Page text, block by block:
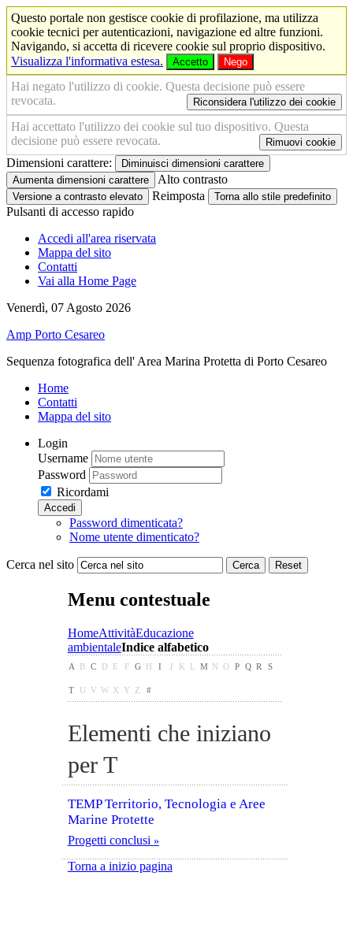
Questo portale non gestisce cookie di profilazione, ma utilizza
cookie tecnici per autenticazioni, navigazione ed altre funzioni.
Navigando, si accetta di ricevere cookie sul proprio dispositivo.
Visualizza l'informativa estesa.
Accetto Nego
Hai negato l'utilizzo di cookie. Questa decisione può essere
revocata.
Riconsidera l'utilizzo dei cookie
Hai accettato l'utilizzo dei cookie sul tuo dispositivo. Questa
decisione può essere revocata.
Rimuovi cookie
Dimensioni carattere:
Diminuisci dimensioni carattere
Aumenta dimensioni carattere
Alto contrasto
Versione a contrasto elevato Reimposta Torna allo stile predefinito
Pulsanti di accesso rapido
Accedi all'area riservata
Mappa del sito
Contatti
Vai alla Home Page
Venerdì, 07 Agosto 2026
Amp Porto Cesareo
Sequenza fotografica dell' Area Marina Protetta di Porto Cesareo
Home
Contatti
Mappa del sito
Login
Username
Password
Ricordami
Accedi
Password dimenticata?
Nome utente dimenticato?
Cerca nel sito Cerca Reset
Menu contestuale
HomeAttivitàEducazione
ambientaleIndice alfabetico
A B C D E F G H I J K L M N O P Q R S
T U V W X Y Z #
Elementi che iniziano
per T
TEMP Territorio, Tecnologia e Aree
Marine Protette
Progetti conclusi
Torna a inizio pagina